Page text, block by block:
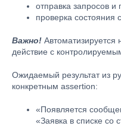
отправка запросов и
проверка состояния
Важно!
действие с
Ожидаемый результат из
конкретным assertion:
«Появляется
«Заявка в списке со